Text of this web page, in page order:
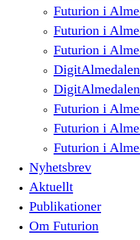
Futurion i
Futurion i
Futurion i
Futurion i
Futurion i
Futurion i
Nyhetsbrev
Aktuellt
Publikationer
Om Futurion